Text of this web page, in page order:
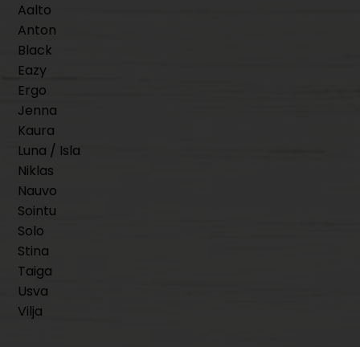
Aalto
Anton
Black
Eazy
Ergo
Jenna
Kaura
Luna / Isla
Niklas
Nauvo
Sointu
Solo
Stina
Taiga
Usva
Vilja